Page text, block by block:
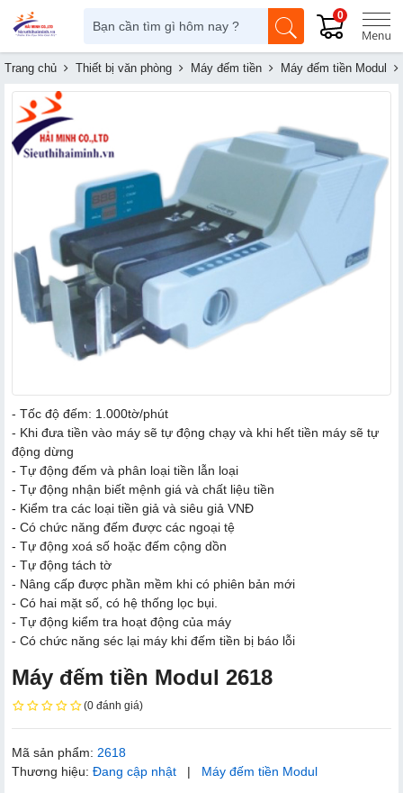
0
Trang chủ Thiết bị văn phòng Máy đếm tiền Máy đếm tiền Modul
- Tốc độ đếm: 1.000tờ/phút
- Khi đưa tiền vào máy sẽ tự động chạy và khi hết tiền máy sẽ tự
động dừng
- Tự động đếm và phân loại tiền lẫn loại
- Tự động nhận biết mệnh giá và chất liệu tiền
- Kiểm tra các loại tiền giả và siêu giả VNĐ
- Có chức năng đếm được các ngoại tệ
- Tự động xoá số hoặc đếm cộng dồn
- Tự động tách tờ
- Nâng cấp được phần mềm khi có phiên bản mới
- Có hai mặt số, có hệ thống lọc bụi.
- Tự động kiểm tra hoạt động của máy
- Có chức năng séc lại máy khi đếm tiền bị báo lỗi
Máy đếm tiền Modul 2618
(0 đánh giá)
Mã sản phẩm: 2618
Thương hiệu: Đang cập nhật | Máy đếm tiền Modul